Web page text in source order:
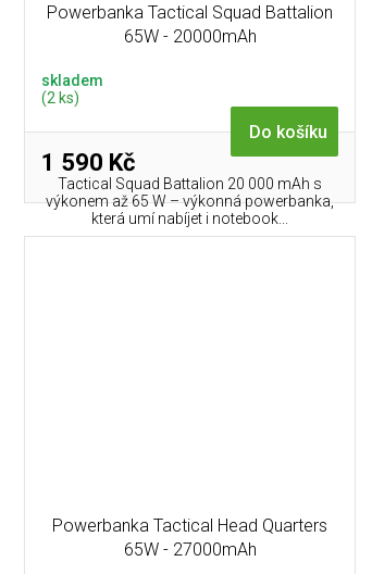
Powerbanka Tactical Squad Battalion
65W - 20000mAh
skladem
(2 ks)
1 590 Kč
Do košíku
Tactical Squad Battalion 20 000 mAh s
výkonem až 65 W – výkonná powerbanka,
která umí nabíjet i notebook...
Powerbanka Tactical Head Quarters
65W - 27000mAh